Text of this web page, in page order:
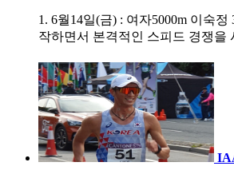
1. 6월14일(금) : 여자5000m 이숙
작하면서 본격적인 스피드 경쟁